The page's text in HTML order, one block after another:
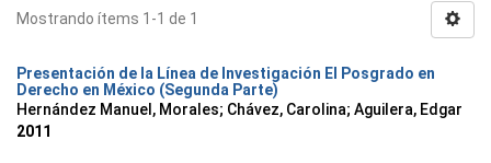
Mostrando ítems 1-1 de 1
Presentación de la Línea de Investigación El Posgrado en
Derecho en México (Segunda Parte)
Hernández Manuel, Morales; Chávez, Carolina; Aguilera, Edgar
2011